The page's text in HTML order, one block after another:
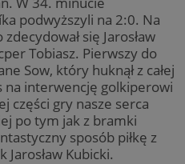
podwyższyli na 2:0. Na
się Jarosław
Tobiasz. Pierwszy do
Sow, który huknął z całej
na interwencję golkiperowi
części gry nasze serca
po tym jak z bramki
sposób piłkę z
Kubicki.